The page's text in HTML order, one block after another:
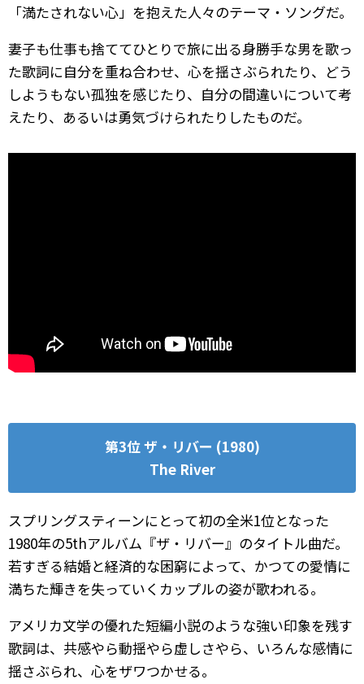
「満たされない心」を抱えた人々のテーマ・ソングだ。
妻子も仕事も捨ててひとりで旅に出る身勝手な男を歌っ
た歌詞に自分を重ね合わせ、心を揺さぶられたり、どう
しようもない孤独を感じたり、自分の間違いについて考
えたり、あるいは勇気づけられたりしたものだ。
第3位 ザ・リバー (1980)
The River
スプリングスティーンにとって初の全米1位となった
1980年の5thアルバム『ザ・リバー』のタイトル曲だ。
若すぎる結婚と経済的な困窮によって、かつての愛情に
満ちた輝きを失っていくカップルの姿が歌われる。
アメリカ文学の優れた短編小説のような強い印象を残す
歌詞は、共感やら動揺やら虚しさやら、いろんな感情に
揺さぶられ、心をザワつかせる。